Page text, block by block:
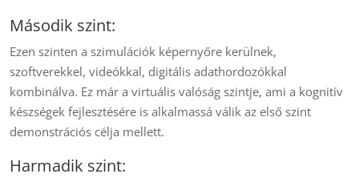
Második szint:
Ezen szinten a szimulációk képernyőre kerülnek,
szoftverekkel, videókkal, digitális adathordozókkal
kombinálva. Ez már a virtuális valóság szintje, ami a kognitív
készségek fejlesztésére is alkalmassá válik az első szint
demonstrációs célja mellett.
Harmadik szint: